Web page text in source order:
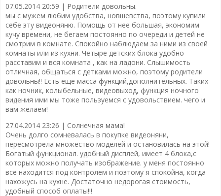
07.05.2014 20:59 | Родители довольны.
мы с мужем любим удобства, новшевства, поэтому купили
себе эту видеоняню. Помощь от нее большая, экономим
кучу времени, не бегаем постоянно по очереди и детей не
смотрим в комнате. Спокойно наблюдаем за ними из своей
комнаты или из кухни. Четыре детских блока удобно
расставим и вся комната , как на ладони. Слышимость
отличная, общаться с детками можно, поэтому родители
довольны!! Есть еще масса функций,дополнительных. Таких
как ночник, колыбельные, видеовыход, функция ночного
видения ими мы тоже пользуемся с удовольствием. чего и
вам желаем!
27.04.2014 23:26 | Солнечная мама!
Очень долго сомневалась в покупке видеоняни,
пересмотрела множество моделей и остановилась на этой!
Богатый функционал. удобный дисплей, имеет 4 блока,с
которых можно получать изображение. у меня постоянно
все находится под контролем и поэтому я спокойна, когда
нахожусь на кухне. Достаточно недорогая стоимость,
удобный способ оплаты!!!